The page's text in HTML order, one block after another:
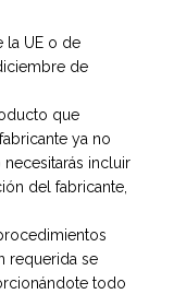
la UE o de
de
que
ya no
incluir
del fabricante,
requerida se
todo